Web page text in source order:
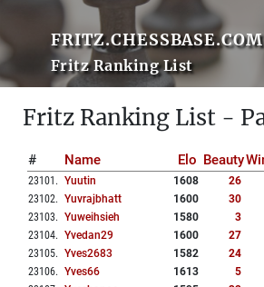
FRITZ.CHESSBASE.COM
Fritz Ranking List
Fritz Ranking List -
# Name Elo Beauty
23101 . Yuutin 1608 26
23102. Yuvrajbhatt 1600 30
23103. Yuweihsieh 1580 3
23104. Yvedan29 1600 27
23105. Yves2683 1582 24
23106. Yves66 1613 5